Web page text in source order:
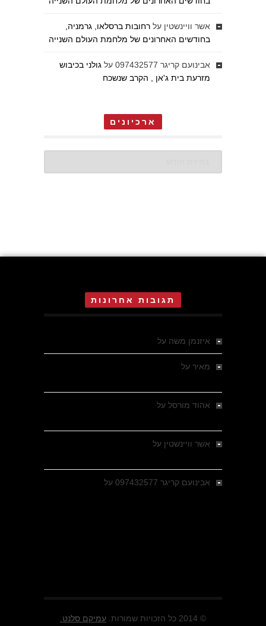
אשר וויינשטין על רחובות ברסלאו, גרמניה,
בחודשים האחרונים של מלחמת העולם השנייה
אבינועם קריגר 097432577 על גולני בכיבוש
מזרעת בית ג'אן , הקרב שנשכח
ארכיונים
תגובות אחרונות
איזנמן משה על
מאיר על
אהוד מורסל על
אשר וויינשטין על
אבינועם קריגר 097432577 על
© 2014 כל הזכויות שמורות. עמיקם סלנט.